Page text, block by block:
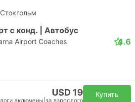
с конд. | Автобус
Airport Coaches 4.6
USD 19
включены за взрослого
Купить